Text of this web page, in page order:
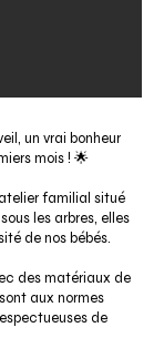
un vrai bonheur
mois ! 🌟
familial situé
les arbres, elles
de nos bébés.
des matériaux de
aux normes
de